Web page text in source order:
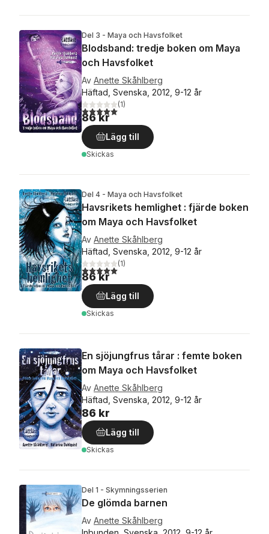
Del 3 - Maya och Havsfolket
Blodsband: tredje boken om Maya
och Havsfolket
Av Anette Skåhlberg
Häftad, Svenska, 2012, 9-12 år
5,0utav 5 stjärnor. Totalt antal röster:
(1)
86 kr
Lägg till
Skickas
Del 4 - Maya och Havsfolket
Havsrikets hemlighet : fjärde boken
om Maya och Havsfolket
Av Anette Skåhlberg
Häftad, Svenska, 2012, 9-12 år
5,0utav 5 stjärnor. Totalt antal röster:
(1)
86 kr
Lägg till
Skickas
En sjöjungfrus tårar : femte boken
om Maya och Havsfolket
Av Anette Skåhlberg
Häftad, Svenska, 2012, 9-12 år
86 kr
Lägg till
Skickas
Del 1 - Skymningsserien
De glömda barnen
Av Anette Skåhlberg